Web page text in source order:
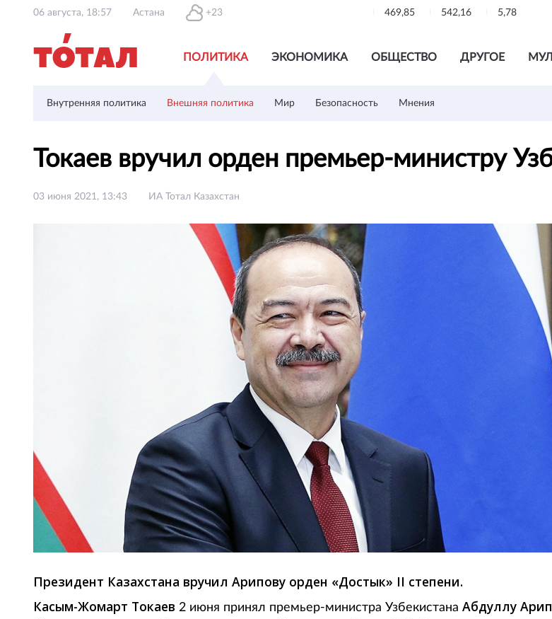
06 августа, 18:57 Астана +23 469,85 542,16 5,78
ПОЛИТИКА ЭКОНОМИКА ОБЩЕСТВО ДРУГОЕ
Внутренняя политика Внешняя политика Мир Безопасность Мнения
Токаев вручил орден премьер-министру
03 июня 2021, 13:43 ИА Тотал Казахстан
Президент Казахстана вручил Арипову орден «Достык» II степени.
Касым-Жомарт Токаев 2 июня принял премьер-министра Узбекистана Абдуллу